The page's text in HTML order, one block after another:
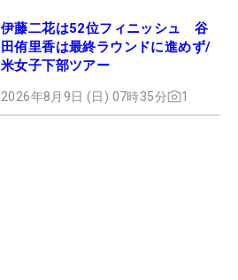
伊藤二花は52位フィニッシュ 谷
田侑里香は最終ラウンドに進めず/
米女子下部ツアー
2026年8月9日 (日) 07時35分 1